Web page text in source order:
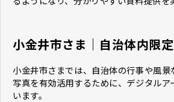
小金井市さま｜自治体内限
小金井市さまでは、自治体の行事や風
写真を有効活用するために、デジタルア
います。